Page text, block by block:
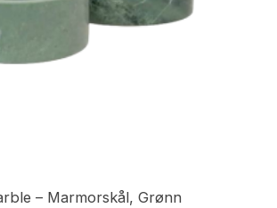
– Marmorskål, Grønn